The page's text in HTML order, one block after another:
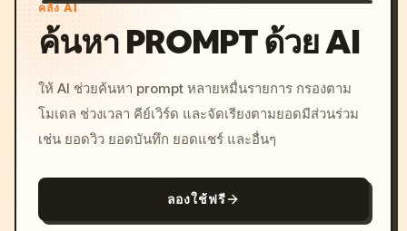
คลัง AI
ค้นหา PROMPT ด้วย AI
ให้ AI ช่วยค้นหา prompt หลายหมื่นรายการ กรองตาม
โมเดล ช่วงเวลา คีย์เวิร์ด และจัดเรียงตามยอดมีส่วนร่วม
เช่น ยอดวิว ยอดบันทึก ยอดแชร์ และอื่นๆ
ลองใช้ฟรี